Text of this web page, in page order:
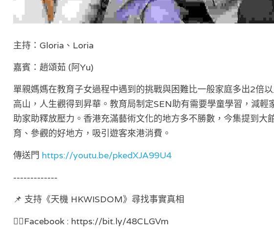
主持：Gloria、Loria
嘉賓：趙頌茹 (阿Yu)
單親媽媽在教育子女過程中遇到的挑戰與困難比一般家庭多出2倍
高山，人生觀得到昇華。教育局制定SEN助有需要學童學習，減輕
助家助釋放壓力。香港充滿藝術文化的地方多不勝數，今集提到大
育、參觀的好地方，吸引遊客來港消費。
傳送門 https://youtu.be/pkedXJA99U4
-------------
📌 支持《天機 HKWISDOM》尋找事實真相
👉🏻Facebook : https://bit.ly/48CLGVm